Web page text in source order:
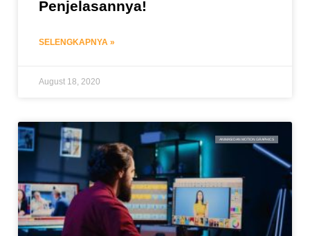
Penjelasannya!
SELENGKAPNYA »
August 18, 2020
ANIMASI DAN MOTION GRAPHICS